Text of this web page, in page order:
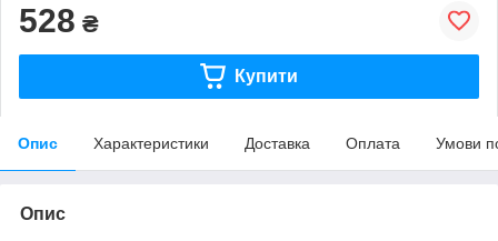
528 ₴
Купити
Опис Характеристики Доставка Оплата Умови
Опис